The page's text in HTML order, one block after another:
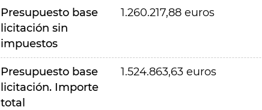
Presupuesto base
licitación sin
impuestos
1.260.217,88 euros
Presupuesto base
licitación. Importe
total
1.524.863,63 euros